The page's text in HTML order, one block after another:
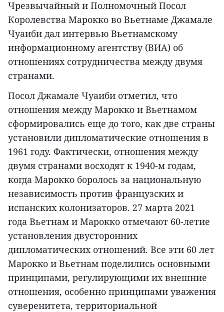
Чрезвычайный и Полномочный Посол
Королевства Марокко во Вьетнаме Джамале
Чуаиби дал интервью Вьетнамскому
информационному агентству (ВИА) об
отношениях сотрудничества между двумя
странами.
Посол Джамале Чуаиби отметил, что
отношения между Марокко и Вьетнамом
сформировались еще до того, как две страны
установили дипломатические отношения в
1961 году. Фактически, отношения между
двумя странами восходят к 1940-м годам,
когда Марокко боролось за национальную
независимость против французских и
испанских колонизаторов. 27 марта 2021
года Вьетнам и Марокко отмечают 60-летие
установления двусторонних
дипломатических отношений. Все эти 60 лет
Марокко и Вьетнам поделились основными
принципами, регулирующими их внешние
отношения, особенно принципами уважения
суверенитета, территориальной